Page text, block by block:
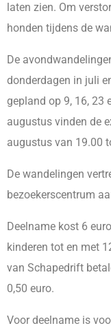
laten zien. Om
honden tijdens de
De
donderdagen in juli
gepland op 9, 16, 23
augustus vinden de
augustus van 19.00
De wandelingen
bezoekerscentrum
Deelname kost 6
kinderen tot en met
van Schapedrift
0,50 euro.
Voor deelname is